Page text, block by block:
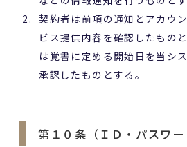
契約者は前項の通知とアカウ
ビス提供内容を確認したもの
は覚書に定める開始日を当シ
承認したものとする。
第１０条（ＩＤ・パスワー